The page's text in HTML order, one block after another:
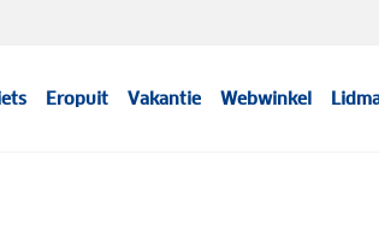
Eropuit Vakantie Webwinkel